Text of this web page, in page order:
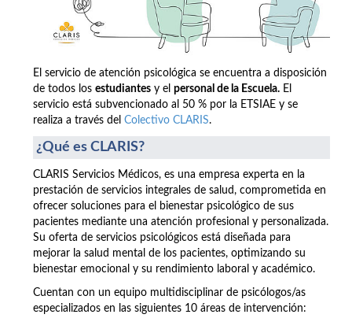
El servicio de atención psicológica se encuentra a disposición
de todos los estudiantes y el personal de la Escuela. El
servicio está subvencionado al 50 % por la ETSIAE y se
realiza a través del Colectivo CLARIS.
¿Qué es CLARIS?
CLARIS Servicios Médicos, es una empresa experta en la
prestación de servicios integrales de salud, comprometida en
ofrecer soluciones para el bienestar psicológico de sus
pacientes mediante una atención profesional y personalizada.
Su oferta de servicios psicológicos está diseñada para
mejorar la salud mental de los pacientes, optimizando su
bienestar emocional y su rendimiento laboral y académico.
Cuentan con un equipo multidisciplinar de psicólogos/as
especializados en las siguientes 10 áreas de intervención: